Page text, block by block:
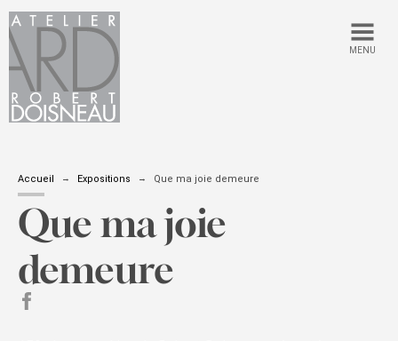
MENU
Accueil Expositions Que ma joie demeure
Que ma joie
demeure
partager sur Facebook